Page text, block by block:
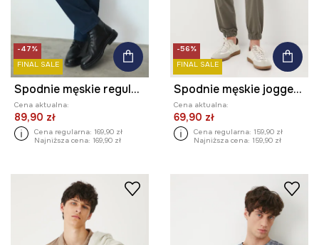
-47%
FINAL SALE
Spodnie męskie regular z drobnym wzorem
Cena aktualna:
89,90 zł
Cena regularna: 169,90 zł
Najniższa cena: 169,90 zł
-56%
FINAL SALE
Spodnie męskie jogger z diagonalu
Cena aktualna:
69,90 zł
Cena regularna: 159,90 zł
Najniższa cena: 159,90 zł